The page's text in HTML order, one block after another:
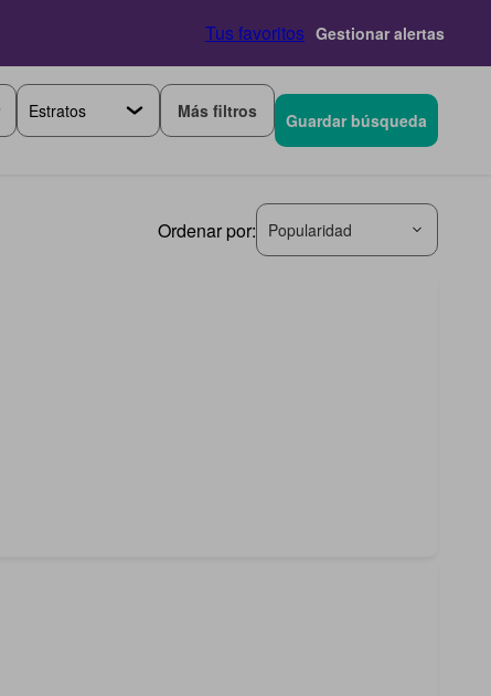
Tus favoritos Gestionar alertas
Más filtros Guardar búsqueda
Ordenar por: Popularidad